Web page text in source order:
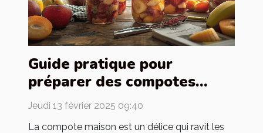
Guide pratique pour
préparer des compotes
maison pour toute la famille
Jeudi 13 février 2025 09:40
La compote maison est un délice qui ravit les